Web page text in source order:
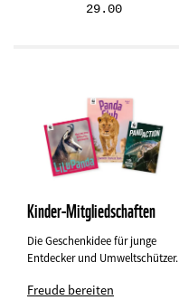
29.00
Kinder-Mitgliedschaften
Die Geschenkidee für junge
Entdecker und Umweltschützer.
Freude bereiten